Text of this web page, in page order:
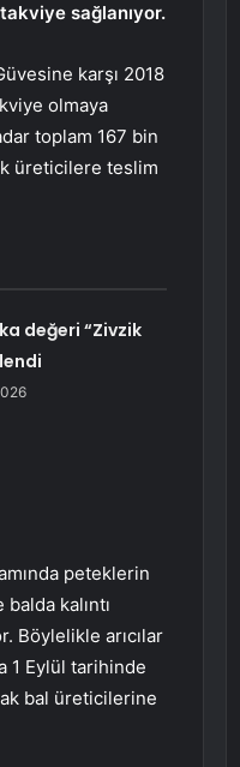
sağlanıyor.
karşı 2018
olmaya
toplam 167 bin
üreticilere teslim
değeri “Zivzik
peteklerin
kalıntı
Böylelikle arıcılar
1 Eylül tarihinde
bal üreticilerine